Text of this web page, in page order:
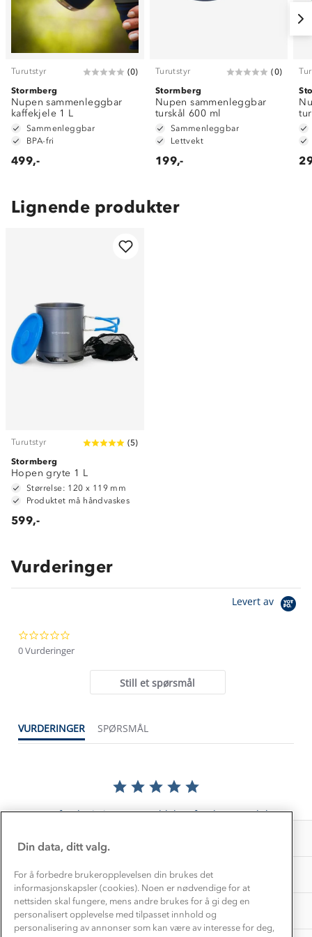
Turutstyr (0)
Stormberg
Nupen sammenleggbar
kaffekjele 1 L
Sammenleggbar
BPA-fri
499,-
Turutstyr (0)
Stormberg
Nupen sammenleggbar
turskål 600 ml
Sammenleggbar
Lettvekt
199,-
Lignende produkter
Turutstyr (5)
Stormberg
Hopen gryte 1 L
Størrelse: 120 x 119 mm
Produktet må håndvaskes
599,-
Vurderinger
Levert av
star
0 Vurderinger
Still et spørsmål
VURDERINGER SPØRSMÅL
Det er foreløpig ingen anmeldelser for dette produktet.
Kundeservice
Kundeklubb
Bedrift, barnehage og SFO
OM OSS
Klima og miljø
1% til samfunnet
TIPS OG RÅD
Trelagsprinsippet barn
Alt du trenger til Norgesferien
Gravidklær
Vask og vedlikehold
EL-retur
Store størrelser
Turmat oppskrifter
Beredskap
Få turinspirasjon og tips her⛰
Storms turtips🐿️
Leirskole 🥾
Barnehageansatt
Tips til hyttetur
Din data, ditt valg.
For å forbedre brukeropplevelsen din brukes det
informasjonskapsler (cookies). Noen er nødvendige for at
nettsiden skal fungere, mens andre brukes for å gi deg en
personalisert opplevelse med tilpasset innhold og
personalisering av annonser som kan være av interesse for deg,